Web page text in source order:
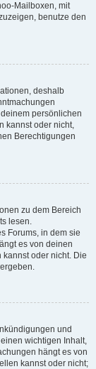
Mailboxen, mit
benutze den
deshalb
persönlichen
kannst oder nicht,
Berechtigungen
zu dem Bereich
lesen.
Forums, in dem sie
es von deinen
oder nicht. Die
und
wichtigen Inhalt,
hängt es von
kannst oder nicht;